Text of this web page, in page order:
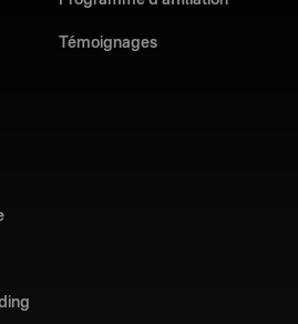
de trading.
Témoignages